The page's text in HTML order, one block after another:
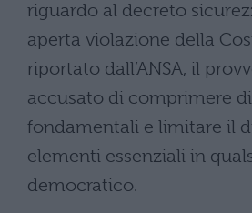
riguardo al decreto
aperta violazione della
riportato dall’ANSA, il
accusato di comprimere
fondamentali e limitare il
elementi essenziali in
democratico.